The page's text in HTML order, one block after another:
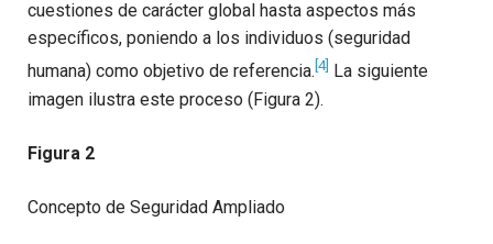
cuestiones de carácter global hasta aspectos más
específicos, poniendo a los individuos (seguridad
humana) como objetivo de referencia. [4] La siguiente
imagen ilustra este proceso (Figura 2).
Figura 2
Concepto de Seguridad Ampliado